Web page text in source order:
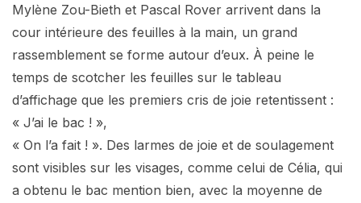
Mylène Zou-Bieth et Pascal Rover arrivent dans la
cour intérieure des feuilles à la main, un grand
rassemblement se forme autour d’eux. À peine le
temps de scotcher les feuilles sur le tableau
d’affichage que les premiers cris de joie retentissent :
« J’ai le bac ! »,
« On l’a fait ! ». Des larmes de joie et de soulagement
sont visibles sur les visages, comme celui de Célia, qui
a obtenu le bac mention bien, avec la moyenne de